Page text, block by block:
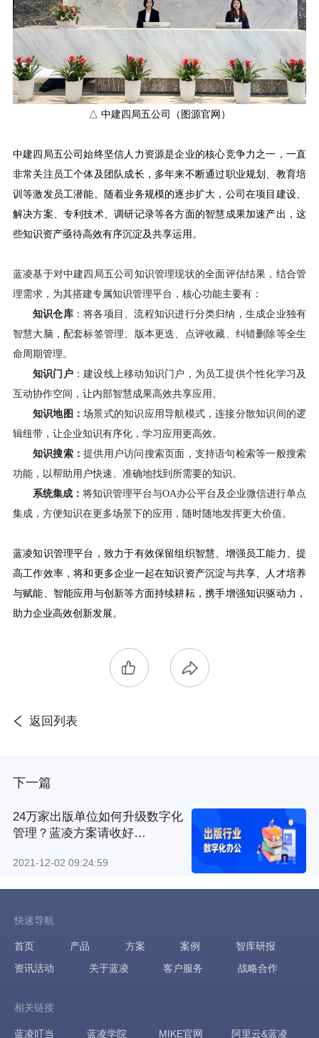
△ 中建四局五公司（图源官网）
中建四局五公司始终坚信人力资源是企业的核心竞争力之一，一直
非常关注员工个体及团队成长，多年来不断通过职业规划、教育培
训等激发员工潜能。随着业务规模的逐步扩大，公司在项目建设、
解决方案、专利技术、调研记录等各方面的智慧成果加速产出，这
些知识资产亟待高效有序沉淀及共享运用。
蓝凌基于对中建四局五公司知识管理现状的全面评估结果，结合管
理需求，为其搭建专属知识管理平台，核心功能主要有：
知识仓库：将各项目、流程知识进行分类归纳，生成企业独有
智慧大脑，配套标签管理、版本更迭、点评收藏、纠错删除等全生
命周期管理 。
知识门户：建设线上移动知识门户， 为员工提供个性化学习及
互动协作空间 ，让内部智慧成果高效共享应用。
知识地图：场景式的知识应用导航模式，连接分散知识间的逻
辑纽带，让企业知识有序化，学习应用更高效。
知识搜索：提供用户访问搜索页面 ， 支持语句检索等一般搜索
功能，以帮助用户快速、准确地找到所需要的知识。
系统集成：将知识管理平台与OA办公平台及企业微信进行单点
集成，方便知识在更多场景下的应用，随时随地发挥更大价值。
蓝凌知识管理平台，致力于有效保留组织智慧、增强员工能力、提
高工作效率，将和更多企业一起在知识资产沉淀与共享、人才培养
与赋能、智能应用与创新等方面持续耕耘，携手增强知识驱动力，
助力企业高效创新发展。
返回列表
下一篇
24万家出版单位如何升级数字化
管理？蓝凌方案请收好…
2021-12-02 09:24:59
快速导航
首页 产品 方案 案例
智库研报
资讯活动
关于蓝凌 客户服务 战略合作
相关链接
蓝凌叮当 蓝凌学院 MIKE官网 阿里云&蓝凌